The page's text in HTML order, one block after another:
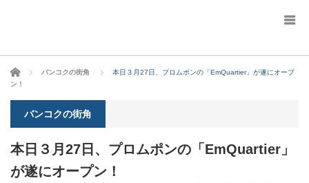
ホーム バンコクの街角
本日３月27日、プロムポンの「EmQuartier」が遂にオープ
ン！
バンコクの街角
本日３月27日、プロムポンの「EmQuartier」
が遂にオープン！